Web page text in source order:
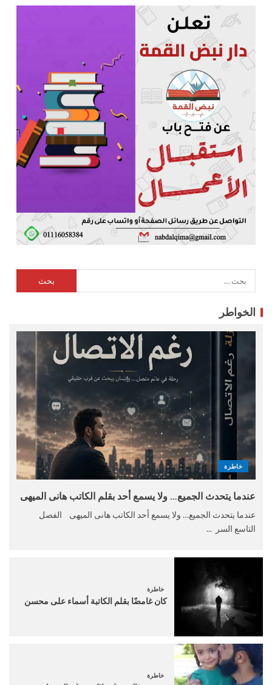
الخواطر
خاطرة
عندما يتحدث الجميع… ولا يسمع أحد بقلم الكاتب هانى الميهى
عندما يتحدث الجميع… ولا يسمع أحد الكاتب هانى الميهى الفصل
التاسع السر ...
خاطرة
كان غامضًا بقلم الكاتبة أسماء على محسن
خاطرة